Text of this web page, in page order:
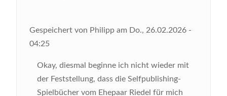
Gespeichert von Philipp am Do., 26.02.2026 -
04:25
Okay, diesmal beginne ich nicht wieder mit
der Feststellung, dass die Selfpublishing-
Spielbücher vom Ehepaar Riedel für mich